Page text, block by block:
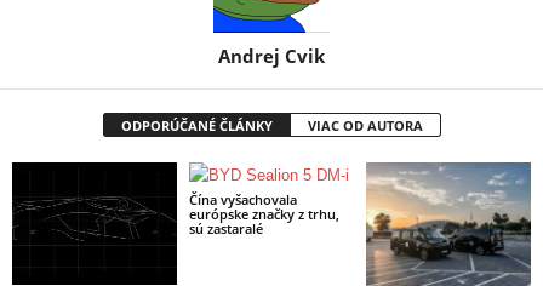
Andrej Cvik
ODPORÚČANÉ ČLÁNKY VIAC OD AUTORA
Čína vyšachovala
európske značky z trhu,
sú zastaralé